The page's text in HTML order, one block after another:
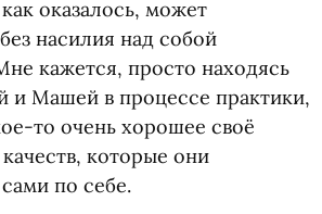
оказалось, может
насилия над собой
кажется, просто находясь
и Машей в процессе практики,
то очень хорошее своё
которые они
по себе.